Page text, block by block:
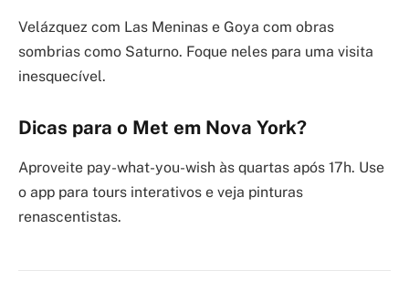
Velázquez com Las Meninas e Goya com obras
sombrias como Saturno. Foque neles para uma visita
inesquecível.
Dicas para o Met em Nova York?
Aproveite pay-what-you-wish às quartas após 17h. Use
o app para tours interativos e veja pinturas
renascentistas.